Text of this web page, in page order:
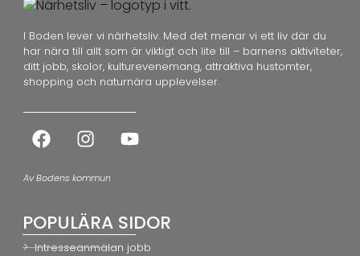
I Boden lever vi närhetsliv. Med det menar vi ett liv där du
har nära till allt som är viktigt och lite till – barnens aktiviteter,
ditt jobb, skolor, kulturevenemang, attraktiva hustomter,
shopping och naturnära upplevelser.
Av Bodens kommun
POPULÄRA SIDOR
Intresseanmälan jobb